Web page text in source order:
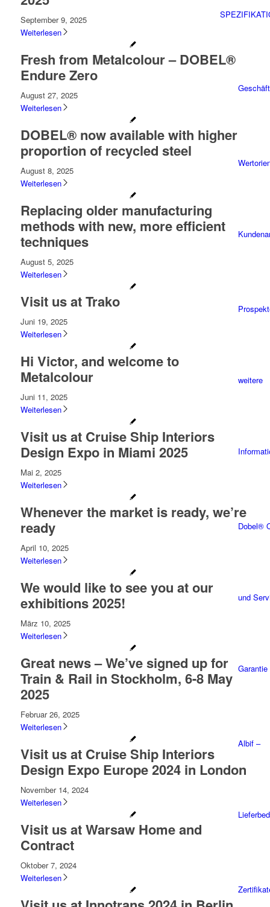
weitere
Dobel®
und
Garantie
Albif –
September 9, 2025
Weiterlesen
Fresh from Metalcolour – DOBEL®
Endure Zero
August 27, 2025
Weiterlesen
DOBEL® now available with higher
proportion of recycled steel
August 8, 2025
Weiterlesen
Replacing older manufacturing
methods with new, more efficient
techniques
August 5, 2025
Weiterlesen
Visit us at Trako
Juni 19, 2025
Weiterlesen
Hi Victor, and welcome to
Metalcolour
Juni 11, 2025
Weiterlesen
Visit us at Cruise Ship Interiors
Design Expo in Miami 2025
Mai 2, 2025
Weiterlesen
Whenever the market is ready, we’re
ready
April 10, 2025
Weiterlesen
We would like to see you at our
exhibitions 2025!
März 10, 2025
Weiterlesen
Great news – We’ve signed up for
Train & Rail in Stockholm, 6-8 May
2025
Februar 26, 2025
Weiterlesen
Visit us at Cruise Ship Interiors
Design Expo Europe 2024 in London
November 14, 2024
Weiterlesen
Visit us at Warsaw Home and
Contract
Oktober 7, 2024
Weiterlesen